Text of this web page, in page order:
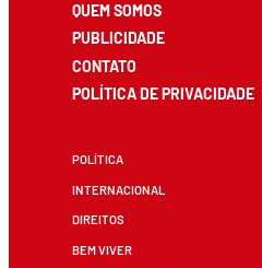
QUEM SOMOS
PUBLICIDADE
CONTATO
POLÍTICA DE PRIVACIDADE
POLÍTICA
INTERNACIONAL
DIREITOS
BEM VIVER